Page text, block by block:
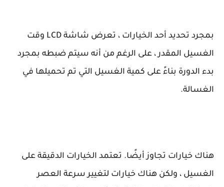
بمجرد تحديد أحد الخيارات ، تعرض شاشة LCD وقت
الغسيل المقدر ، على الرغم من أنه سيتم ضبطه بمجرد
بدء الدورة بناءً على كمية الغسيل التي تم تحميلها في
الغسالة.
هناك خيارات تجاوز أيضًا. تعتمد الخيارات الدقيقة على
الغسيل ، ولكن هناك خيارات لتغيير سرعة العصر